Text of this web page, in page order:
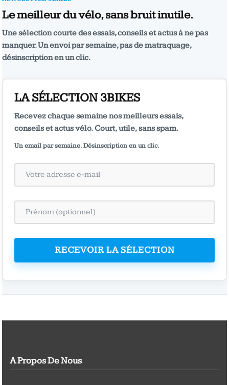
Le meilleur du vélo, sans bruit inutile.
Une sélection courte des essais, conseils et actus à ne pas
manquer. Un envoi par semaine, pas de matraquage,
désinscription en un clic.
LA SÉLECTION 3BIKES
Recevez chaque semaine nos meilleurs essais,
conseils et actus vélo. Court, utile, sans spam.
Un email par semaine. Désinscription en un clic.
RECEVOIR LA SÉLECTION
A Propos De Nous